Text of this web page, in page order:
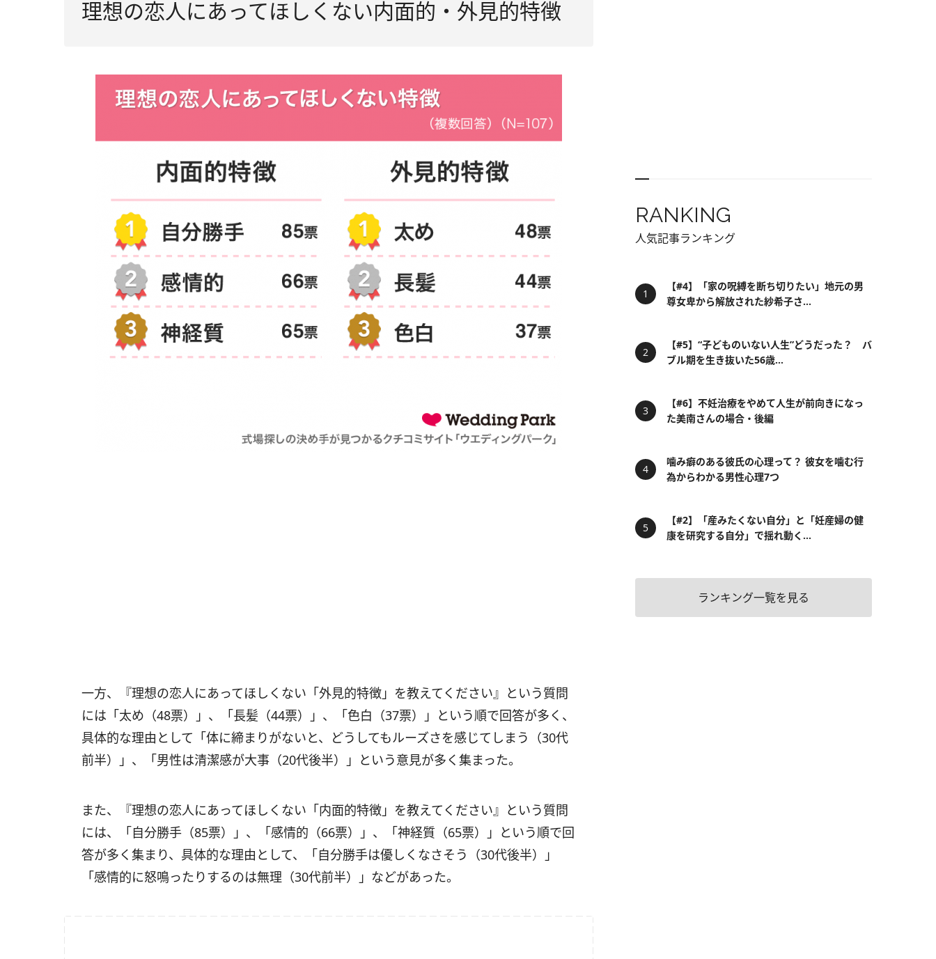
理想の恋人にあってほしくない内面的・外見的特徴
一方、『理想の恋人にあってほしくない「外見的特徴」を教えてください』という質問
には「太め（48票）」、「長髪（44票）」、「色白（37票）」という順で回答が多く、
具体的な理由として「体に締まりがないと、どうしてもルーズさを感じてしまう（30代
前半）」、「男性は清潔感が大事（20代後半）」という意見が多く集まった。
また、『理想の恋人にあってほしくない「内面的特徴」を教えてください』という質問
には、「自分勝手（85票）」、「感情的（66票）」、「神経質（65票）」という順で回
答が多く集まり、具体的な理由として、「自分勝手は優しくなさそう（30代後半）」
「感情的に怒鳴ったりするのは無理（30代前半）」などがあった。
RANKING
人気記事ランキング
【#4】「家の呪縛を断ち切りたい」地元の男
尊女卑から解放された紗希子さ...
【#5】“子どものいない人生”どうだった？ バ
ブル期を生き抜いた56歳...
【#6】不妊治療をやめて人生が前向きになっ
た美南さんの場合・後編
噛み癖のある彼氏の心理って？ 彼女を噛む行
為からわかる男性心理7つ
【#2】「産みたくない自分」と「妊産婦の健
康を研究する自分」で揺れ動く...
ランキング一覧を見る